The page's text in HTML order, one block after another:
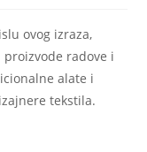
ovog izraza,
radove i
alate i
tekstila.